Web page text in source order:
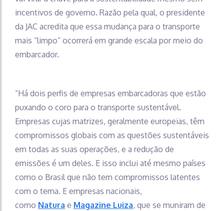
incentivos de governo. Razão pela qual, o presidente
da JAC acredita que essa mudança para o transporte
mais “limpo” ocorrerá em grande escala por meio do
embarcador.
“Há dois perfis de empresas embarcadoras que estão
puxando o coro para o transporte sustentável.
Empresas cujas matrizes, geralmente europeias, têm
compromissos globais com as questões sustentáveis
em todas as suas operações, e a redução de
emissões é um deles. E isso inclui até mesmo países
como o Brasil que não tem compromissos latentes
com o tema. E empresas nacionais,
como Natura e Magazine Luiza, que se muniram de